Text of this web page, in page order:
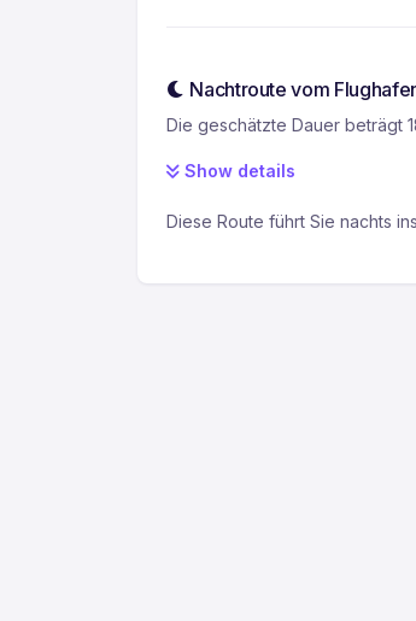
Nachtroute vom
Die geschätzte Dauer beträgt
Show details
Diese Route führt Sie nachts